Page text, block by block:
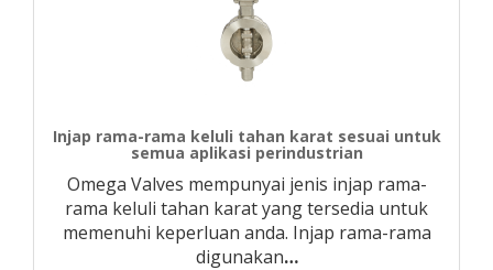
Injap rama-rama keluli tahan karat sesuai untuk
semua aplikasi perindustrian
Omega Valves mempunyai jenis injap rama-
rama keluli tahan karat yang tersedia untuk
memenuhi keperluan anda. Injap rama-rama
digunakan…